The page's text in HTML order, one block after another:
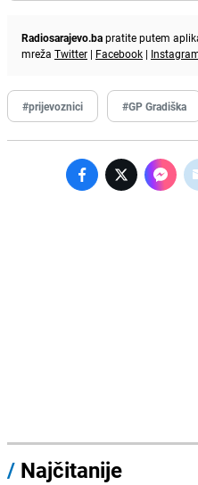
Radiosarajevo.bapratite putem
mreža Twitter | Facebook |
#prijevoznici #GP Gradiška
/ Najčitanije